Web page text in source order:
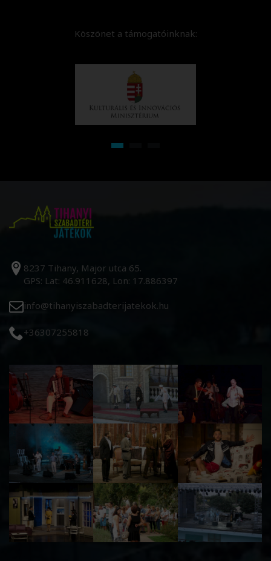
Köszönet a támogatóinknak:
8237 Tihany, Major utca 65.
GPS: Lat: 46.911628, Lon: 17.886397
info@tihanyiszabadterijatekok.hu
+36307255818